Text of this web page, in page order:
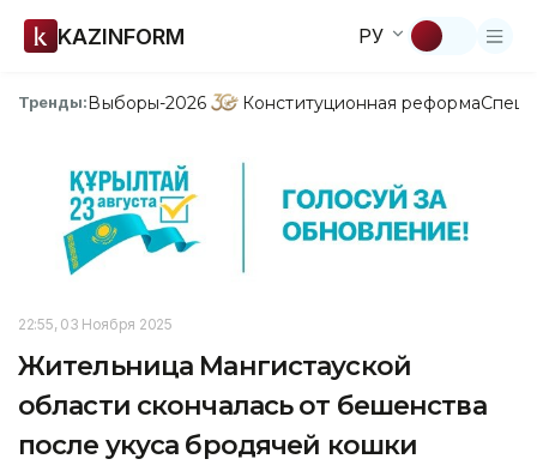
KAZINFORM РУ
Тренды:Выборы-2026 Конституционная реформа
22:55, 03 Ноября 2025
Жительница Мангистауской
области скончалась от бешенства
после укуса бродячей кошки